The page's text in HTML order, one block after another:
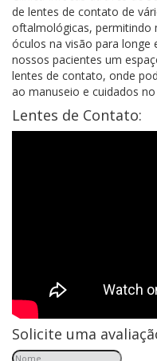
de lentes de contato de
oftalmológicas, permitindo
óculos na visão para longe
nossos pacientes um
lentes de contato, onde
ao manuseio e cuidados
Lentes de Contato:
Solicite uma